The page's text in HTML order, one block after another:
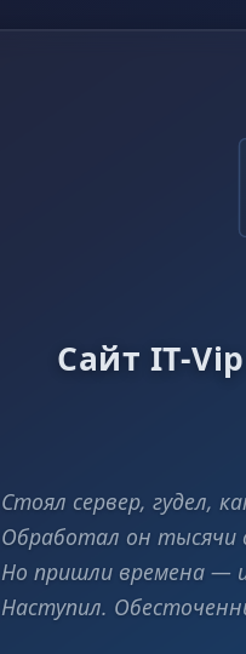
Сайт IT-
Стоял сервер, гудел,
Обработал он тысячи
Но пришли времена —
Наступил.